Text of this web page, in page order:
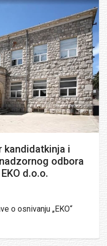
kandidatkinja i
odbora
d.o.o.
o osnivanju „EKO“